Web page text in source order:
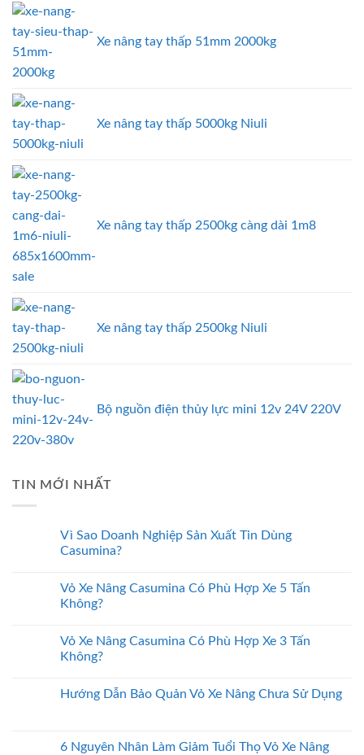
Xe nâng tay thấp 51mm 2000kg
Xe nâng tay thấp 5000kg Niuli
Xe nâng tay thấp 2500kg càng dài 1m8
Xe nâng tay thấp 2500kg Niuli
Bộ nguồn điện thủy lực mini 12v 24V 220V
TIN MỚI NHẤT
Vì Sao Doanh Nghiệp Sản Xuất Tin Dùng
Casumina?
Vỏ Xe Nâng Casumina Có Phù Hợp Xe 5 Tấn
Không?
Vỏ Xe Nâng Casumina Có Phù Hợp Xe 3 Tấn
Không?
Hướng Dẫn Bảo Quản Vỏ Xe Nâng Chưa Sử Dụng
6 Nguyên Nhân Làm Giảm Tuổi Thọ Vỏ Xe Nâng